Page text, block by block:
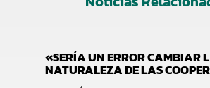
«SERÍA UN ERROR CAMBIAR
NATURALEZA DE LAS